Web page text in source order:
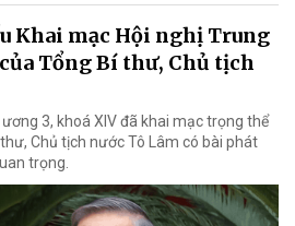
Khai mạc Hội nghị Trung
Tổng Bí thư, Chủ tịch
3, khoá XIV đã khai mạc trọng thể
Chủ tịch nước Tô Lâm có bài phát
trọng.